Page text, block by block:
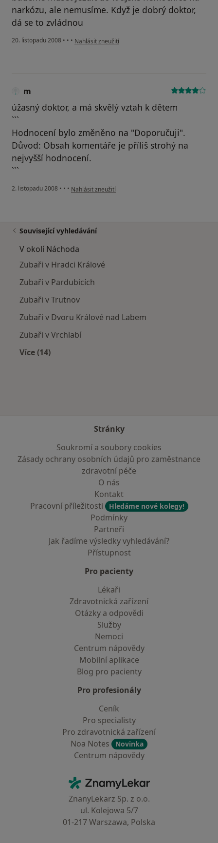
narkózu, ale nemusíme. Když je dobrý doktor,
dá se to zvládnou
20. listopadu 2008 • • • podle názoru uživatele M.B.
Nahlásit zneužití
m
úžasný doktor, a má skvělý vztah k dětem
```
Hodnocení bylo změněno na "Doporučuji".
Důvod: Obsah komentáře je příliš strohý na
nejvyšší hodnocení.
```
2. listopadu 2008 • • • podle názoru uživatele m
Nahlásit zneužití
Související vyhledávání
V okolí Náchoda
Zubaři v Hradci Králové
Zubaři v Pardubicích
Zubaři v Trutnov
Zubaři v Dvoru Králové nad Labem
Zubaři v Vrchlabí
Více (14)
Stránky
Soukromí a soubory cookies
Zásady ochrany osobních údajů pro zaměstnance
zdravotní péče
O nás
Kontakt
Pracovní příležitosti
Hledáme nové kolegy!
Podmínky
Partneři
Jak řadíme výsledky vyhledávání?
Přístupnost
Pro pacienty
Lékaři
Zdravotnická zařízení
Otázky a odpovědi
Služby
Nemoci
Centrum nápovědy
Mobilní aplikace
Blog pro pacienty
Pro profesionály
Ceník
Pro specialisty
Pro zdravotnická zařízení
Noa Notes
Novinka
Centrum nápovědy
ZnamyLekar - Hlavní stránka
ZnanyLekarz Sp. z o.o.
ul. Kolejowa 5/7
01-217 Warszawa, Polska